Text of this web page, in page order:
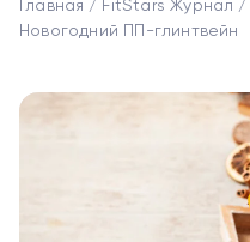
Главная FitStars Журнал
Новогодний ПП-глинтвейн